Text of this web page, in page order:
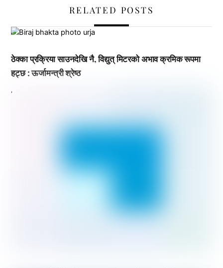
RELATED POSTS
,,,
ठेक्का प्रक्रिया साउनदेखि नै, विद्युत् मिटरको अभाव क्रमिक रूपमा
हट्छ : ऊर्जामन्त्री श्रेष्ठ
,